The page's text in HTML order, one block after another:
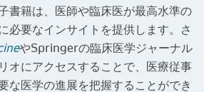
書籍は、医師や臨床医が最高水準の
必要なインサイトを提供します。さ
やSpringerの臨床医学ジャーナル
オにアクセスすることで、医療従事
な医学の進展を把握することができ